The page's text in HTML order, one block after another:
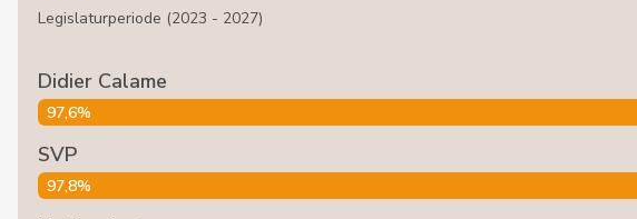
Legislaturperiode (2023 - 2027)
Didier Calame
97,6%
SVP
97,8%